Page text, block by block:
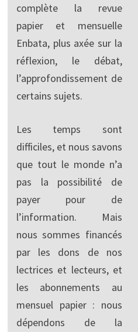
complète la revue
papier et mensuelle
Enbata, plus axée sur la
réflexion, le débat,
l’approfondissement de
certains sujets.
Les temps sont
difficiles, et nous savons
que tout le monde n’a
pas la possibilité de
payer pour de
l’information. Mais
nous sommes financés
par les dons de nos
lectrices et lecteurs, et
les abonnements au
mensuel papier : nous
dépendons de la